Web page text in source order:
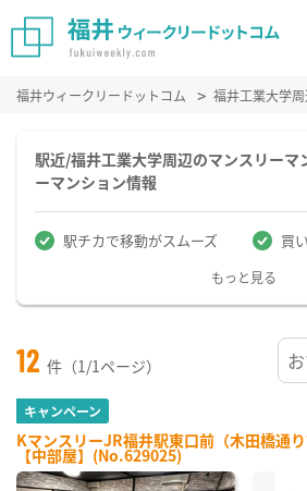
福井ウィークリードットコム 福井工業大学周
駅近/福井工業大学周辺のマンスリーマ
ーマンション情報
駅チカで移動がスムーズ 買
もっと見る
12 件（1/1ページ）
キャンペーン
KマンスリーJR福井駅東口前（木田橋通
【中部屋】(No.629025)